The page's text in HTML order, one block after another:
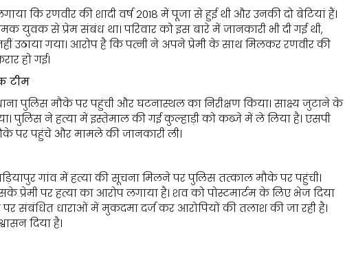
कि रणवीर की शादी वर्ष 2018 में पूजा से हुई थी और उनकी दो बेटियां हैं।
युवक से प्रेम संबंध था। परिवार को इस बारे में जानकारी भी दी गई थी,
गया। आरोप है कि पत्नी ने अपने प्रेमी के साथ मिलकर रणवीर की
हो गई।
टीम
पुलिस मौके पर पहुंची और घटनास्थल का निरीक्षण किया। साक्ष्य जुटाने के
पुलिस ने हत्या में इस्तेमाल की गई कुल्हाड़ी को कब्जे में ले लिया है। एसपी
पर पहुंचे और मामले की जानकारी ली।
गांव में हत्या की सूचना मिलने पर पुलिस तत्काल मौके पर पहुंची।
प्रेमी पर हत्या का आरोप लगाया है। शव को पोस्टमार्टम के लिए भेज दिया
संबंधित धाराओं में मुकदमा दर्ज कर आरोपियों की तलाश की जा रही है।
दिया है।